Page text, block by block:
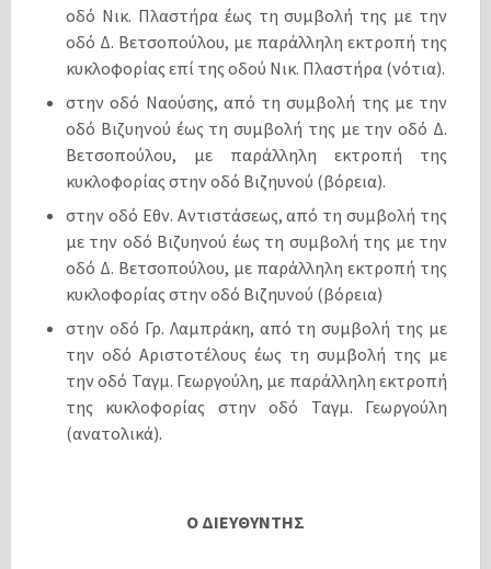
οδό Νικ. Πλαστήρα έως τη συμβολή της με την
οδό Δ. Βετσοπούλου, με παράλληλη εκτροπή της
κυκλοφορίας επί της οδού Νικ. Πλαστήρα (νότια).
στην οδό Ναούσης, από τη συμβολή της με την
οδό Βιζυηνού έως τη συμβολή της με την οδό Δ.
Βετσοπούλου, με παράλληλη εκτροπή της
κυκλοφορίας στην οδό Βιζηυνού (βόρεια).
στην οδό Εθν. Αντιστάσεως, από τη συμβολή της
με την οδό Βιζυηνού έως τη συμβολή της με την
οδό Δ. Βετσοπούλου, με παράλληλη εκτροπή της
κυκλοφορίας στην οδό Βιζηυνού (βόρεια)
στην οδό Γρ. Λαμπράκη, από τη συμβολή της με
την οδό Αριστοτέλους έως τη συμβολή της με
την οδό Ταγμ. Γεωργούλη, με παράλληλη εκτροπή
της κυκλοφορίας στην οδό Ταγμ. Γεωργούλη
(ανατολικά).
Ο ΔΙΕΥΘΥΝΤΗΣ